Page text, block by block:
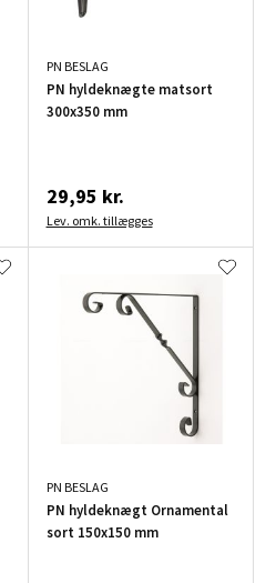
PN BESLAG
PN hyldeknægte matsort
300x350 mm
29,95 kr.
Lev. omk. tillægges
PN BESLAG
PN hyldeknægt Ornamental
sort 150x150 mm